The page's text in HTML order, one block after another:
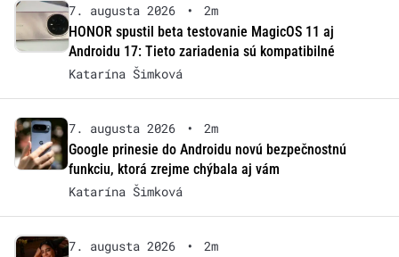
7. augusta 2026 •
2m
HONOR spustil beta testovanie MagicOS 11 aj
Androidu 17: Tieto zariadenia sú kompatibilné
Katarína Šimková
7. augusta 2026 •
2m
Google prinesie do Androidu novú bezpečnostnú
funkciu, ktorá zrejme chýbala aj vám
Katarína Šimková
7. augusta 2026 •
2m